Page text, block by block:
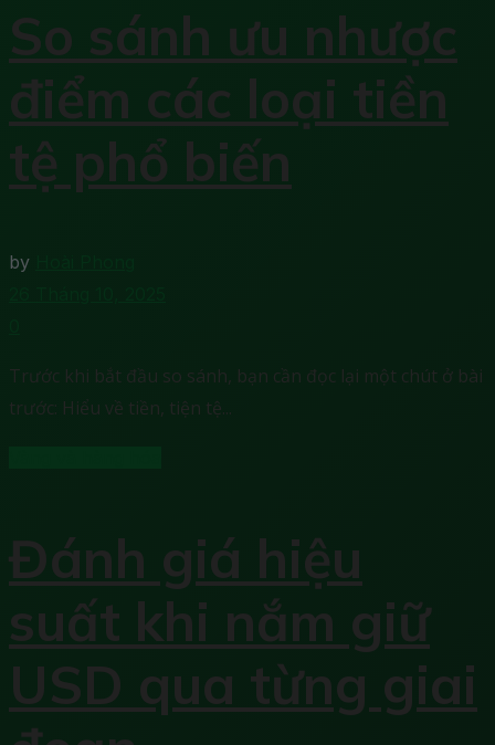
So sánh ưu nhược
điểm các loại tiền
tệ phổ biến
by
Trước khi bắt đầu so sánh, bạn cần đọc lại một chút ở bài
trước: Hiểu về tiền, tiện tệ...
Đánh giá hiệu
suất khi nắm giữ
USD qua từng giai